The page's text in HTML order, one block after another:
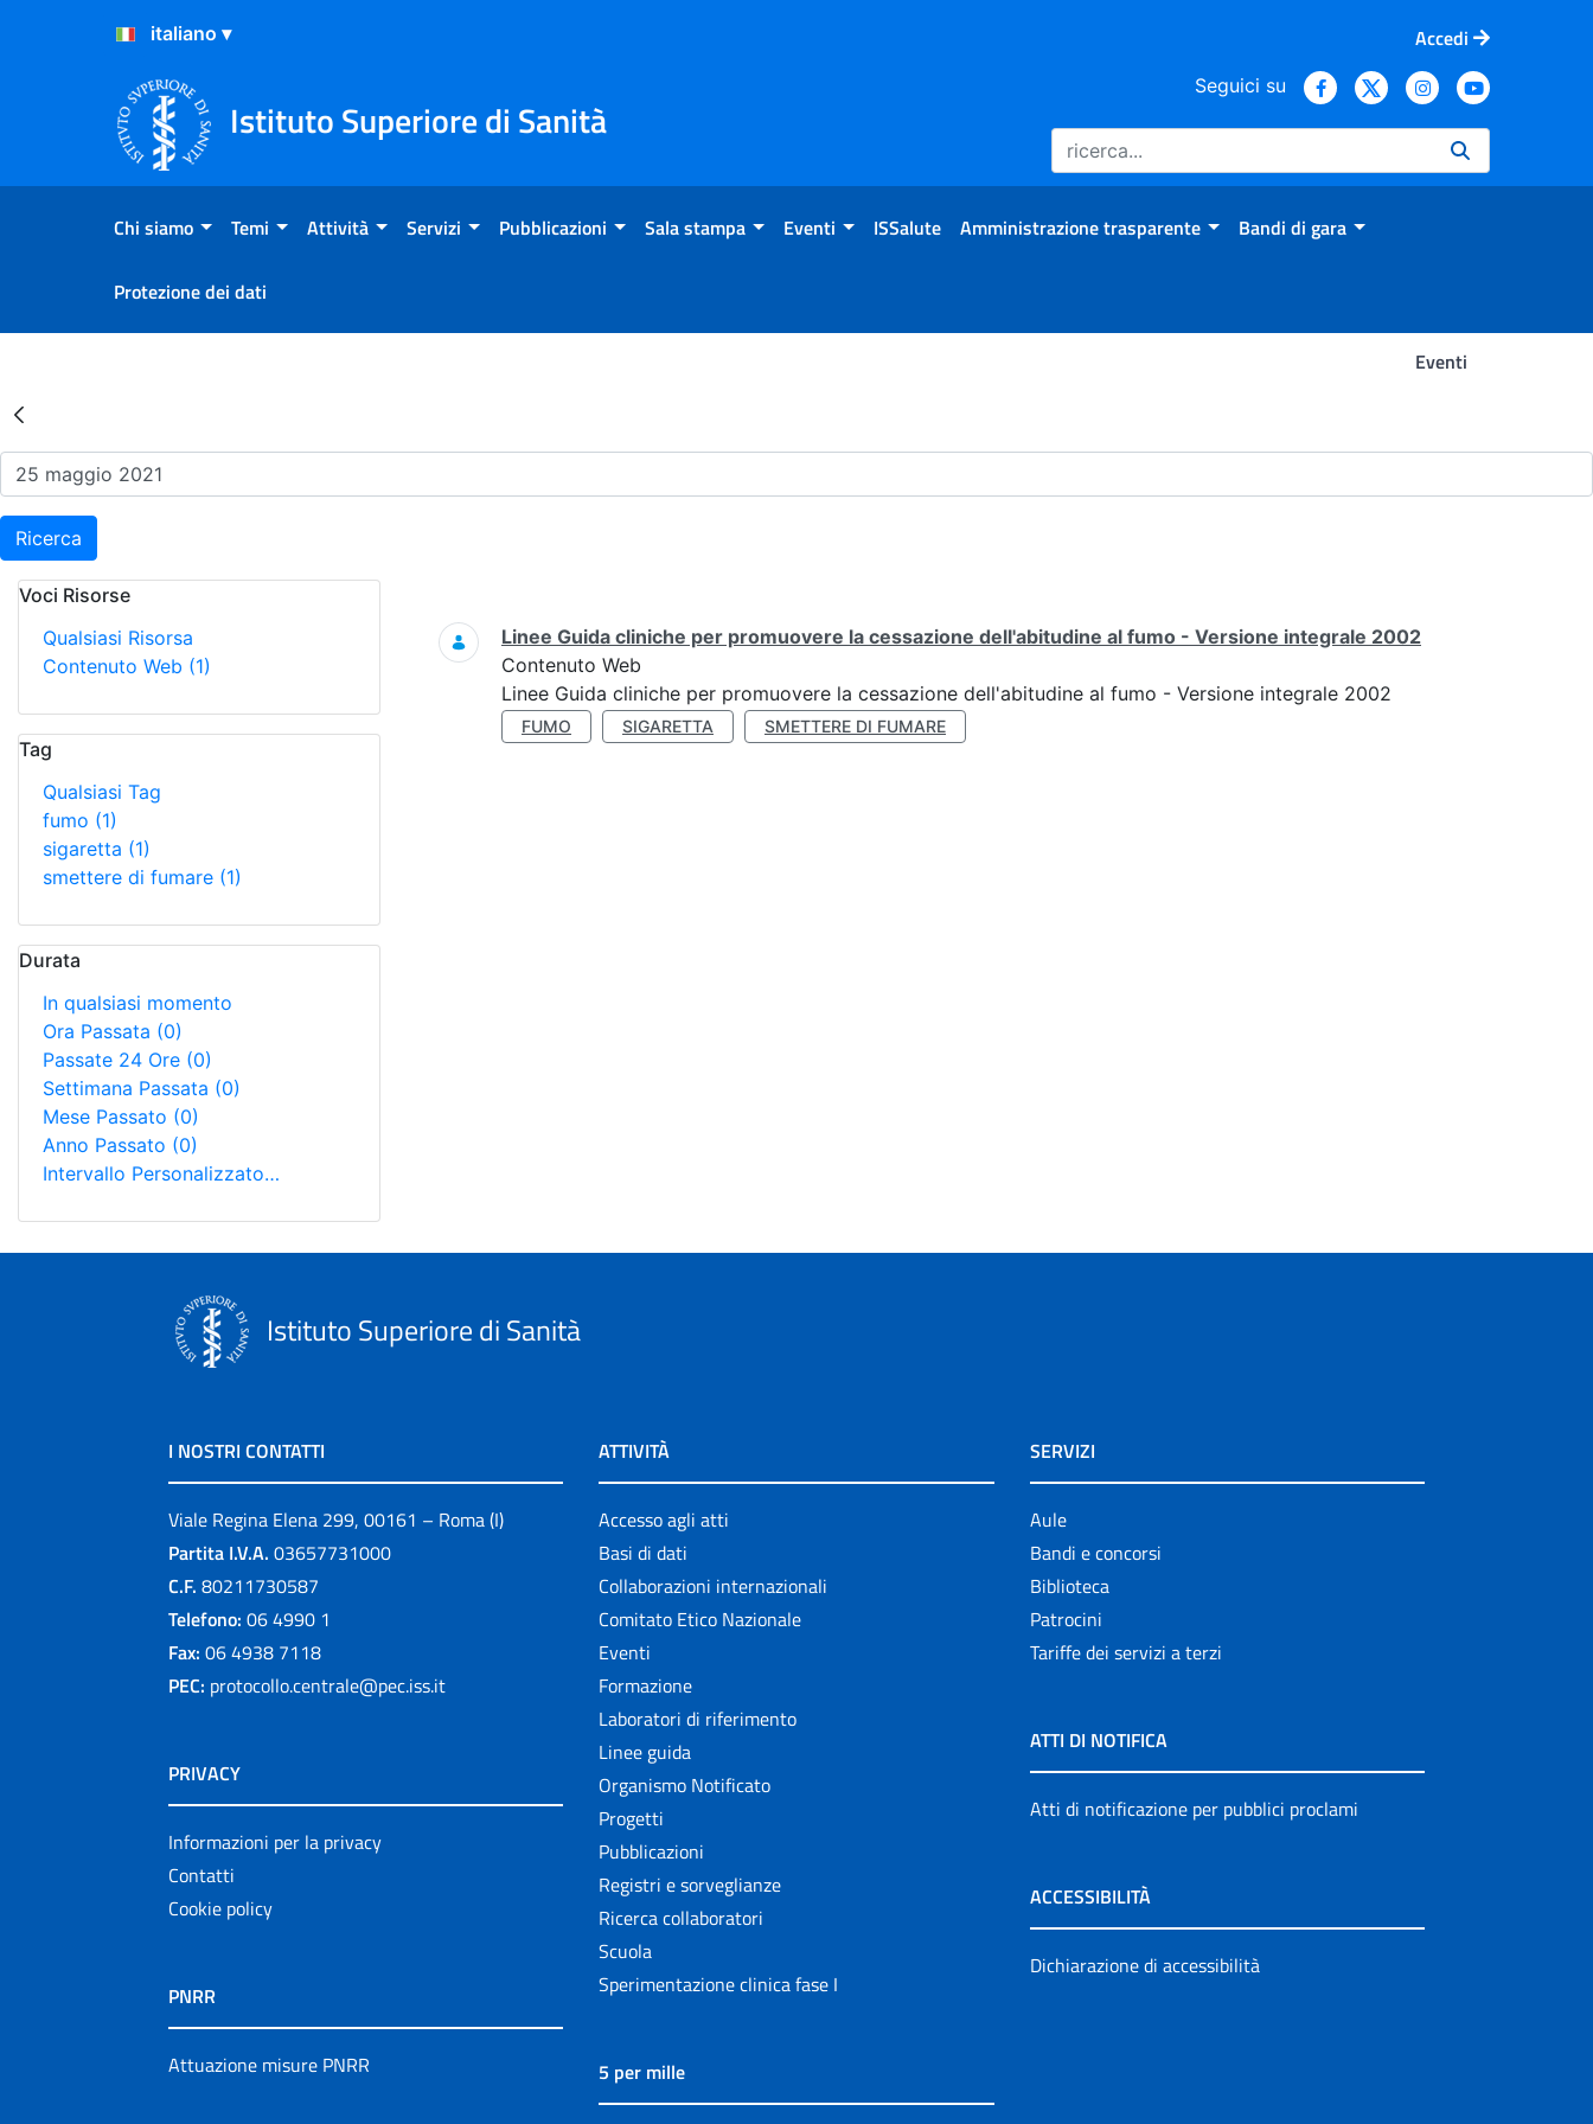
Salta al Contenuto
Salta al Footer
Accedi
Istituto Superiore di Sanità
Seguici su
Chi siamo Temi Attività Servizi Pubblicazioni Sala stampa Eventi ISSalute Amministrazione trasparente Bandi di gara
Protezione dei dati
Eventi
Risultati della Ricerca - Eventi
Ricerca
Voci Risorse
Qualsiasi Risorsa
Contenuto Web (1)
Tag
Qualsiasi Tag
fumo (1)
sigaretta (1)
smettere di fumare (1)
Durata
In qualsiasi momento
Ora Passata (0)
Passate 24 Ore (0)
Settimana Passata (0)
Mese Passato (0)
Anno Passato (0)
Intervallo Personalizzato…
Ricerca
Linee Guida cliniche per promuovere la cessazione dell'abitudine al fumo - Versione integrale 2002
Contenuto Web
Linee Guida cliniche per promuovere la cessazione dell'abitudine al fumo - Versione integrale 2002
FUMO SIGARETTA SMETTERE DI FUMARE
Istituto Superiore di Sanità
I NOSTRI CONTATTI
Viale Regina Elena 299, 00161 – Roma (I)
Partita I.V.A. 03657731000
C.F. 80211730587
Telefono: 06 4990 1
Fax: 06 4938 7118
PEC: protocollo.centrale@pec.iss.it
PRIVACY
Informazioni per la privacy
Contatti
Cookie policy
PNRR
Attuazione misure PNRR
ATTIVITÀ
Accesso agli atti
Basi di dati
Collaborazioni internazionali
Comitato Etico Nazionale
Eventi
Formazione
Laboratori di riferimento
Linee guida
Organismo Notificato
Progetti
Pubblicazioni
Registri e sorveglianze
Ricerca collaboratori
Scuola
Sperimentazione clinica fase I
5 per mille
SERVIZI
Aule
Bandi e concorsi
Biblioteca
Patrocini
Tariffe dei servizi a terzi
ATTI DI NOTIFICA
Atti di notificazione per pubblici proclami
ACCESSIBILITÀ
Dichiarazione di accessibilità